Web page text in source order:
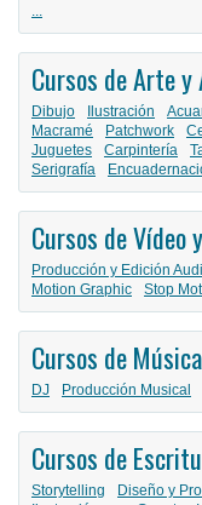
...
Cursos de Arte
Dibujo Ilustración
Macramé
Patchwork
Juguetes
Carpintería
Serigrafía
Cursos de Vídeo
Producción y Edición
Motion Graphic
Stop
Cursos de
DJ Producción Musical
Cursos de
Storytelling Diseño y